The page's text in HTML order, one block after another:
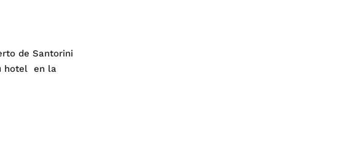
de Santorini
hotel en la